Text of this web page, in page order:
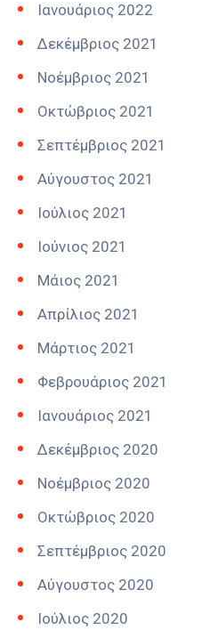
Ιανουάριος 2022
Δεκέμβριος 2021
Νοέμβριος 2021
Οκτώβριος 2021
Σεπτέμβριος 2021
Αύγουστος 2021
Ιούλιος 2021
Ιούνιος 2021
Μάιος 2021
Απρίλιος 2021
Μάρτιος 2021
Φεβρουάριος 2021
Ιανουάριος 2021
Δεκέμβριος 2020
Νοέμβριος 2020
Οκτώβριος 2020
Σεπτέμβριος 2020
Αύγουστος 2020
Ιούλιος 2020